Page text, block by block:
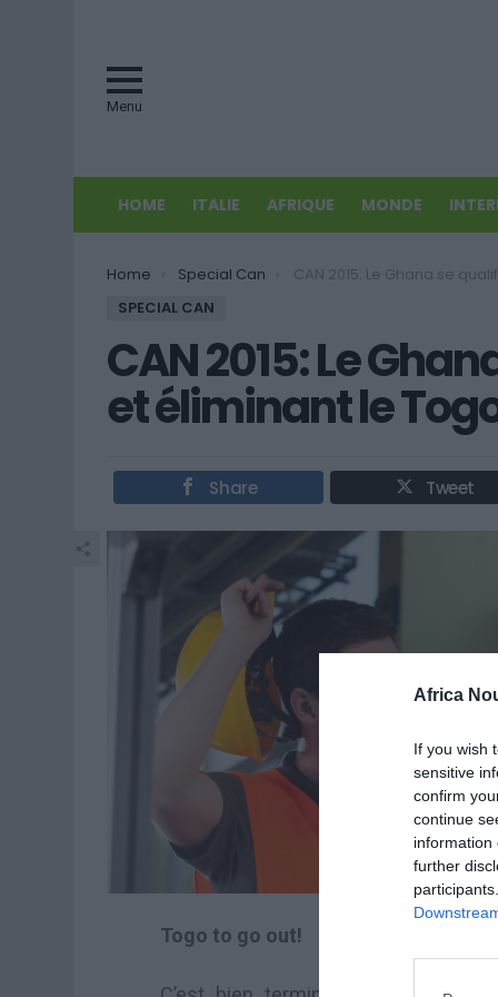
Africa
If you wish
sensitive
confirm
continue
information
further
Menu
HOME ITALIE AFRIQUE MONDE
You are here:
Home Special Can
CAN 2015: Le Ghana se qualifie en battant et
SPECIAL CAN
CAN 2015: Le
et éliminant le
Share Tweet
Togo to go out!